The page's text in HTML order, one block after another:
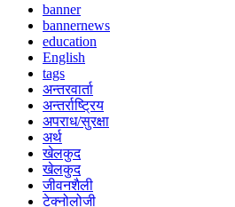
banner
bannernews
education
English
tags
अन्तरवार्ता
अन्तर्राष्ट्रिय
अपराध/सुरक्षा
अर्थ
खेलकुद
खेलकुद
जीवनशैली
टेक्नोलोजी